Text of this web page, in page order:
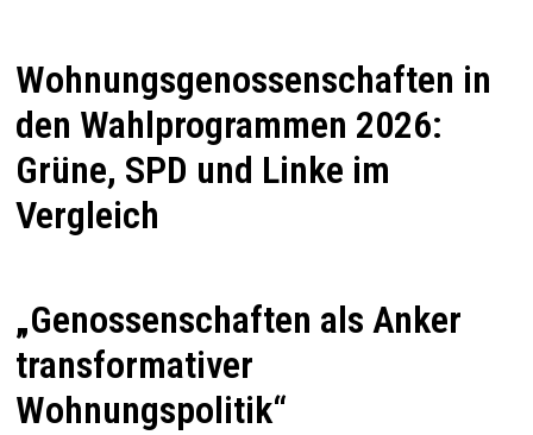
Wohnungsgenossenschaften in
den Wahlprogrammen 2026:
Grüne, SPD und Linke im
Vergleich
„Genossenschaften als Anker
transformativer
Wohnungspolitik“